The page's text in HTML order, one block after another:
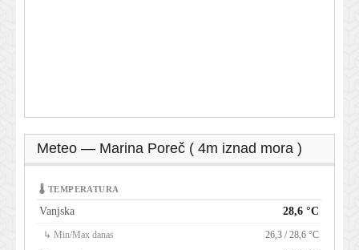
Meteo — Marina Poreč ( 4m iznad mora )
🌡 TEMPERATURA
Vanjska 28,6 °C
↳ Min/Max danas 26,3 / 28,6 °C